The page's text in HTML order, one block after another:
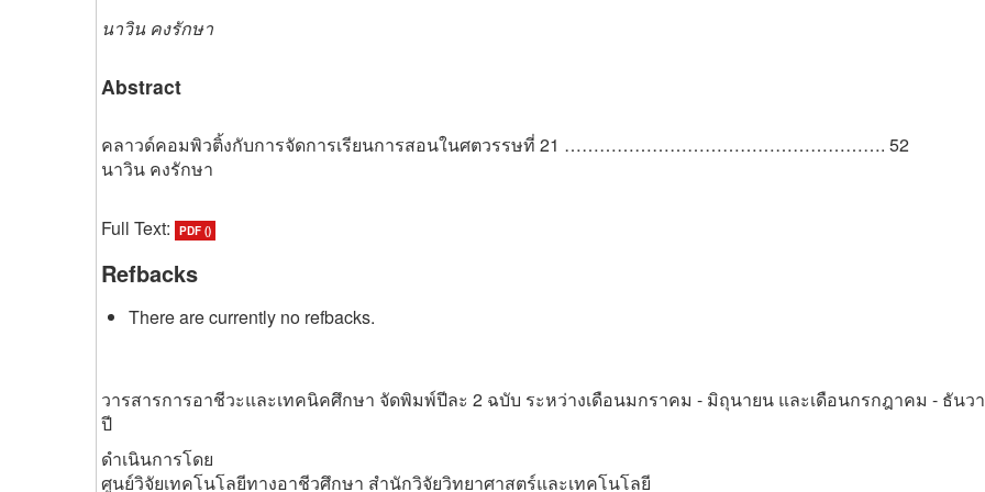
นาวิน คงรักษา
Abstract
คลาวด์คอมพิวติ้งกับการจัดการเรียนการสอนในศตวรรษที่ 21 ………………………………………………. 52
นาวิน คงรักษา
Full Text: PDF ()
Refbacks
There are currently no refbacks.
วารสารการอาชีวะและเทคนิคศึกษา จัดพิมพ์ปีละ 2 ฉบับ ระหว่างเดือนมกราคม - มิถุนายน และเดือนกรกฎาคม - ธันว
ปี
ดำเนินการโดย
ศูนย์วิจัยเทคโนโลยีทางอาชีวศึกษา สำนักวิจัยวิทยาศาสตร์และเทคโนโลยี